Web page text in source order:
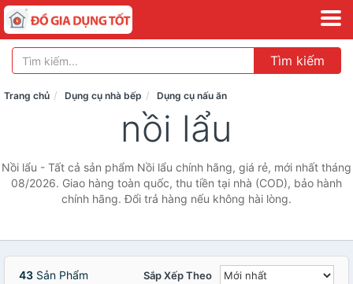
Tìm kiếm
Trang chủ Dụng cụ nhà bếp Dụng cụ nấu ăn
nồi lẩu
Nồi lẩu - Tất cả sản phẩm Nồi lẩu chính hãng, giá rẻ, mới nhất tháng
08/2026. Giao hàng toàn quốc, thu tiền tại nhà (COD), bảo hành
chính hãng. Đổi trả hàng nếu không hài lòng.
43 Sản Phẩm Sắp Xếp Theo